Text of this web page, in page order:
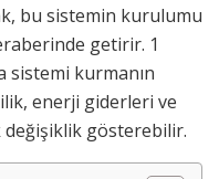
bu sistemin kurulumu
getirir. 1
sistemi kurmanın
enerji giderleri ve
gösterebilir.